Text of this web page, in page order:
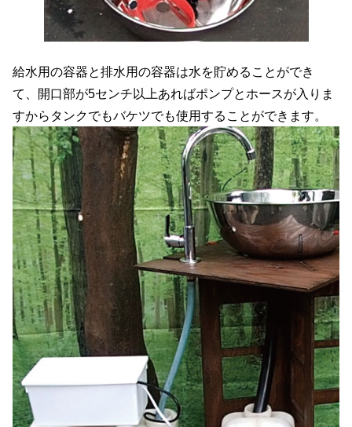
給水用の容器と排水用の容器は水を貯めることができ
て、開口部が5センチ以上あればポンプとホースが入りま
すからタンクでもバケツでも使用することができます。